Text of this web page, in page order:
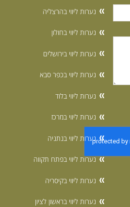
נערות ליווי בהרצליה
נערות ליווי בחולון
נערות ליווי בירושלים
נערות ליווי בכפר סבא
נערות ליווי בלוד
נערות ליווי במרכז
נערות ליווי בנתניה
נערות ליווי בפתח תקווה
נערות ליווי בקיסריה
נערות ליווי בראשון לציון